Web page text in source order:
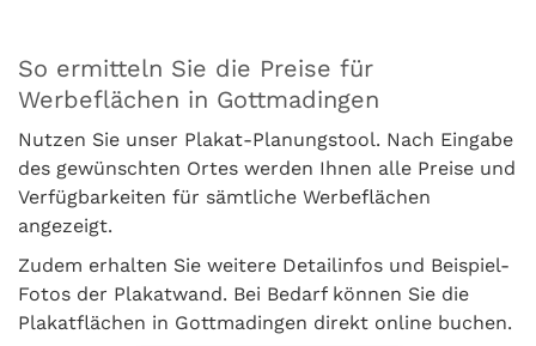
So ermitteln Sie die Preise für
Werbeflächen in Gottmadingen
Nutzen Sie unser Plakat-Planungstool. Nach Eingabe
des gewünschten Ortes werden Ihnen alle Preise und
Verfügbarkeiten für sämtliche Werbeflächen
angezeigt.
Zudem erhalten Sie weitere Detailinfos und Beispiel-
Fotos der Plakatwand. Bei Bedarf können Sie die
Plakatflächen in Gottmadingen direkt online buchen.